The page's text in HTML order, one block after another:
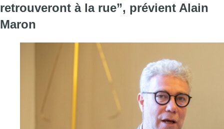
retrouveront à la rue”, prévient Alain
Maron